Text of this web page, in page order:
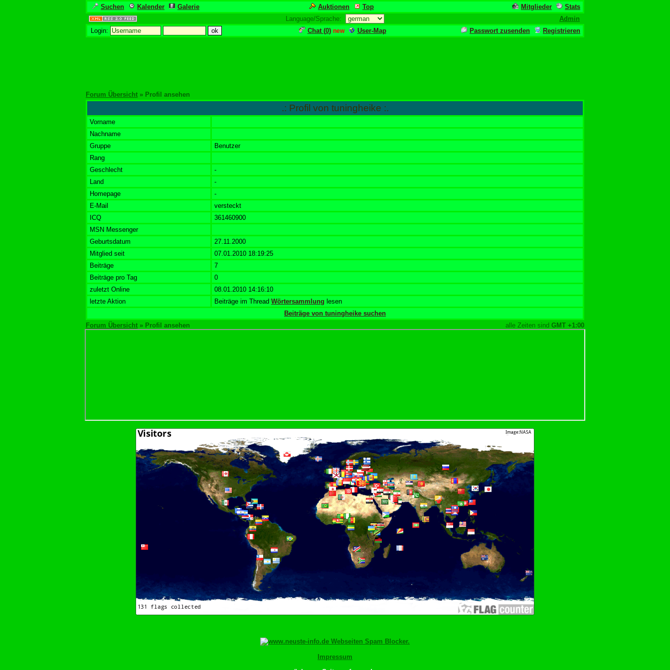
Suchen Kalender Galerie Auktionen Top Mitglieder
Stats
Language/Sprache:
Admin
Login:
Chat (0) new User-Map Passwort zusenden Registrieren
Forum Übersicht » Profil ansehen
.: Profil von tuningheike :.
Vorname
Nachname
Gruppe
Benutzer
Rang
Geschlecht
-
Land
-
Homepage
-
E-Mail
versteckt
ICQ
361460900
MSN Messenger
Geburtsdatum
27.11.2000
Mitglied seit
07.01.2010 18:19:25
Beiträge
7
Beiträge pro Tag
0
zuletzt Online
08.01.2010 14:16:10
letzte Aktion
Beiträge im Thread Wörtersammlung lesen
Beiträge von tuningheike suchen
Forum Übersicht » Profil ansehen alle Zeiten sind GMT +1:00
Impressum